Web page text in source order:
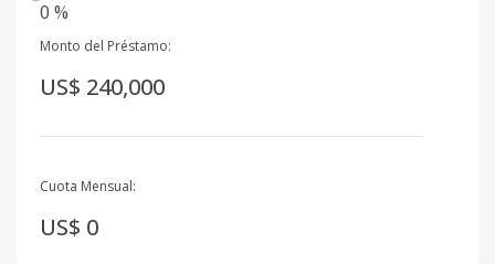
0 %
Monto del Préstamo:
US$ 240,000
Cuota Mensual:
US$ 0